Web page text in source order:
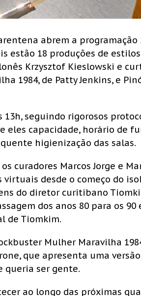
abrem a programação
estão 18 produções de
Krzysztof Kieslowski e
1984, de Patty Jenkins, e
seguindo rigorosos
eles capacidade, horário de
higienização das salas.
curadores Marcos Jorge e
desde o começo do
do diretor curitibano
dos anos 80 para os
de Tiomkim.
Mulher Maravilha
que apresenta uma
queria ser gente.
ao longo das próximas